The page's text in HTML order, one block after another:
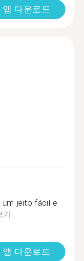
앱 다운로드
jeito fácil e
기
앱 다운로드